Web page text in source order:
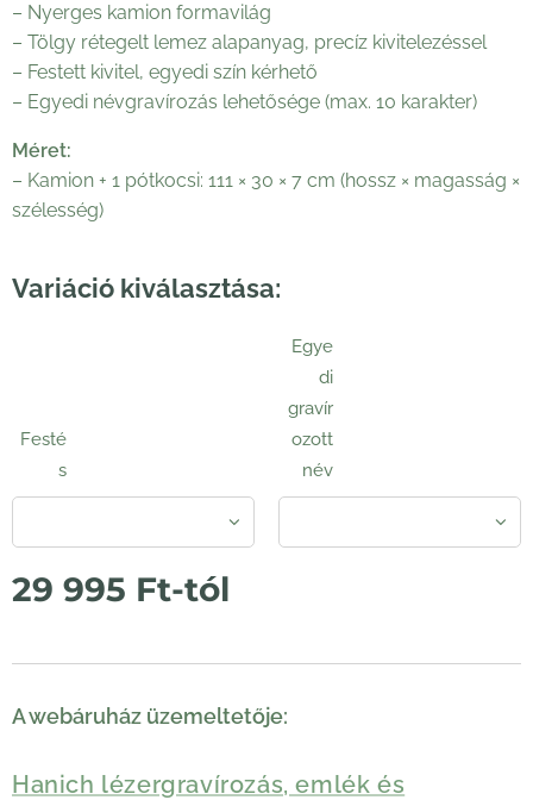
– Nyerges kamion formavilág
– Tölgy rétegelt lemez alapanyag, precíz kivitelezéssel
– Festett kivitel, egyedi szín kérhető
– Egyedi névgravírozás lehetősége (max. 10 karakter)
Méret:
– Kamion + 1 pótkocsi: 111 × 30 × 7 cm (hossz × magasság ×
szélesség)
Variáció kiválasztása:
Festé
s
Egye
di
gravír
ozott
név
29 995 Ft-tól
A webáruház üzemeltetője:
Hanich lézergravírozás, emlék és